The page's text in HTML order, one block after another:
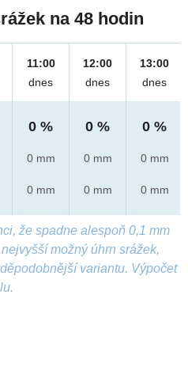
na 48 hodin
11:00
dnes
0 %
0 mm
0 mm
12:00
dnes
0 %
0 mm
0 mm
13:00
dnes
0 %
0 mm
0 mm
že spadne alespoň 0,1 mm
možný úhrn srážek,
variantu. Výpočet